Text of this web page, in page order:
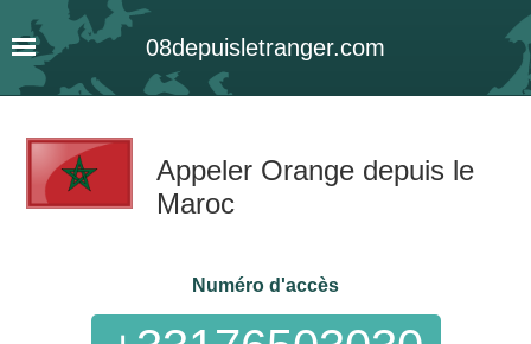
08depuisletranger.com
Appeler Orange depuis le
Maroc
Numéro d'accès